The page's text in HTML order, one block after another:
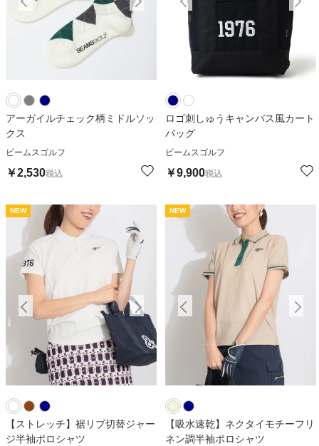
アーガイルチェック柄ミドルソッ
クス
ビームスゴルフ
￥2,530税込
ロゴ刺しゅうキャンバス風カート
バッグ
ビームスゴルフ
￥9,900税込
NEW NEW
【ストレッチ】裾リブ切替ジャー
ジ半袖ポロシャツ
NEW NEW
【吸水速乾】ネクタイモチーフリ
ネン調半袖ポロシャツ